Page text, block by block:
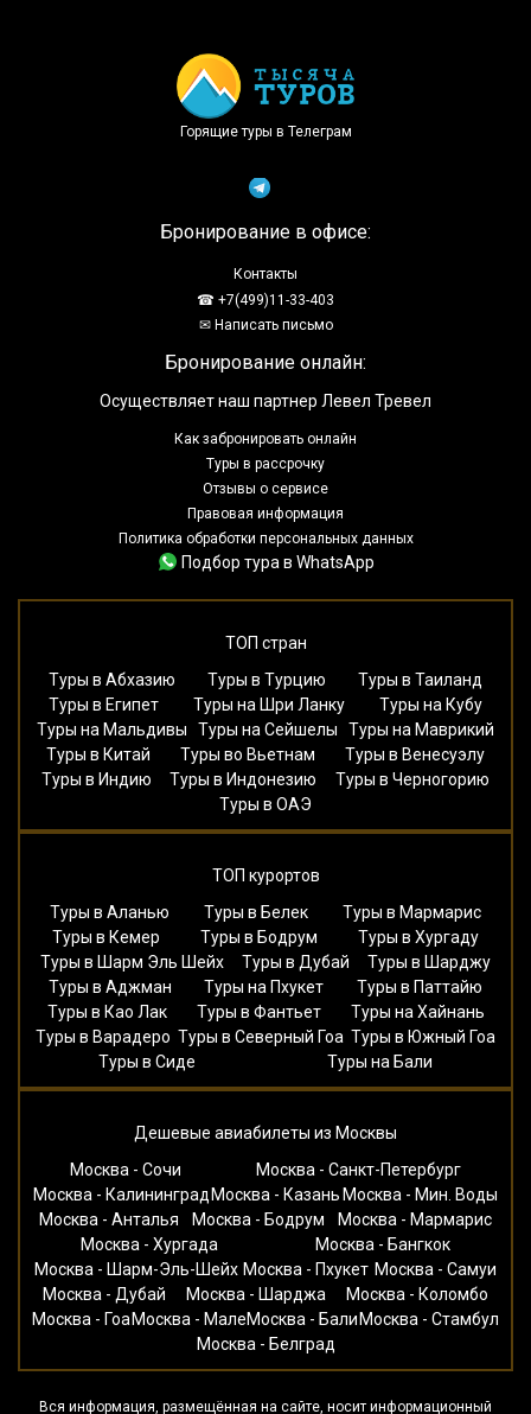
Горящие туры в Телеграм
Бронирование в офисе:
Контакты
☎ +7(499)11-33-403
✉ Написать письмо
Бронирование онлайн:
Осуществляет наш партнер Левел Тревел
Как забронировать онлайн
Туры в рассрочку
Отзывы о сервисе
Правовая информация
Политика обработки персональных данных
Подбор тура в WhatsApp
ТОП стран
Туры в Абхазию
Туры в Турцию
Туры в Таиланд
Туры в Египет
Туры на Шри Ланку
Туры на Кубу
Туры на Мальдивы
Туры на Сейшелы
Туры на Маврикий
Туры в Китай
Туры во Вьетнам
Туры в Венесуэлу
Туры в Индию
Туры в Индонезию
Туры в Черногорию
Туры в ОАЭ
ТОП курортов
Туры в Аланью
Туры в Белек
Туры в Мармарис
Туры в Кемер
Туры в Бодрум
Туры в Хургаду
Туры в Шарм Эль Шейх
Туры в Дубай
Туры в Шарджу
Туры в Аджман
Туры на Пхукет
Туры в Паттайю
Туры в Као Лак
Туры в Фантьет
Туры на Хайнань
Туры в Варадеро Туры в Северный Гоа Туры в Южный Гоа
Туры в Сиде
Туры на Бали
Дешевые авиабилеты из Москвы
Москва - Сочи
Москва - Санкт-Петербург
Москва - КалининградМосква - КазаньМосква - Мин. Воды
Москва - Анталья
Москва - Бодрум
Москва - Мармарис
Москва - Хургада
Москва - Бангкок
Москва - Шарм-Эль-Шейх Москва - Пхукет Москва - Самуи
Москва - Дубай
Москва - Шарджа
Москва - Коломбо
Москва - ГоаМосква - МалеМосква - БалиМосква - Стамбул
Москва - Белград
Вся информация, размещённая на сайте, носит информационный